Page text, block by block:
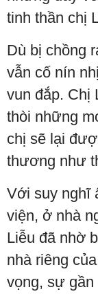
tinh thần chị
Dù bị chồng
vẫn cố nín
vun đắp. Chị
thòi những
chị sẽ lại
thương như
Với suy nghĩ
viện, ở nhà
Liễu đã nhờ
nhà riêng
vọng, sự gần